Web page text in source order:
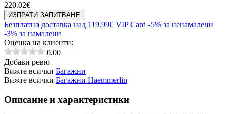
220.02€
ИЗПРАТИ ЗАПИТВАНЕ
Безплатна доставка над 119.99€ VIP Card -5% за ненамалени
-3% за намалени
Оценка на клиенти:
0.00
Добави ревю
Вижте всички Багажни
Вижте всички Багажни Haemmerlin
Описание и характеристики